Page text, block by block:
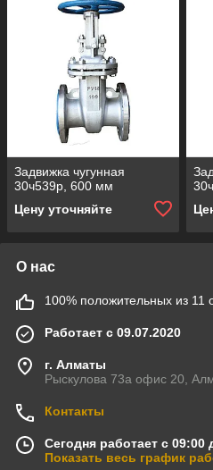
Задвижка чугунная
30ч539р, 600 мм
Цену уточняйте
О нас
100% положительных из 11
Работает с 09.07.2020
г. Алматы
Рыскулова 73а офис 20,
Контакты
Сегодня работает с 09:00
Показать весь график